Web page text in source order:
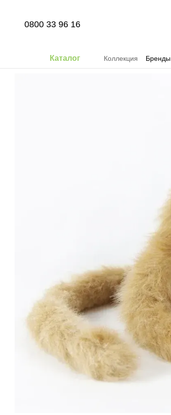
0800 33 96 16
Каталог Коллекция Бренды